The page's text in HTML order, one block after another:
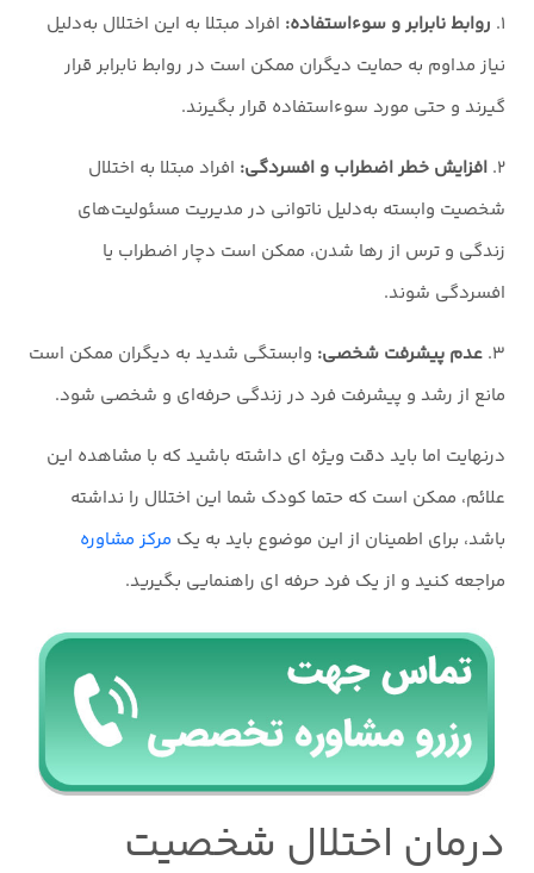
۱. روابط نابرابر و سوءاستفاده: افراد مبتلا به این اختلال به‌دلیل
نیاز مداوم به حمایت دیگران ممکن است در روابط نابرابر قرار
گیرند و حتی مورد سوءاستفاده قرار بگیرند.
۲. افزایش خطر اضطراب و افسردگی: افراد مبتلا به اختلال
شخصیت وابسته به‌دلیل ناتوانی در مدیریت مسئولیت‌های
زندگی و ترس از رها شدن، ممکن است دچار اضطراب یا
افسردگی شوند.
۳. عدم پیشرفت شخصی: وابستگی شدید به دیگران ممکن است
مانع از رشد و پیشرفت فرد در زندگی حرفه‌ای و شخصی شود.
درنهایت اما باید دقت ویژه ای داشته باشید که با مشاهده این
علائم، ممکن است که حتما کودک شما این اختلال را نداشته
باشد، برای اطمینان از این موضوع باید به یک مرکز مشاوره
مراجعه کنید و از یک فرد حرفه ای راهنمایی بگیرید.
درمان اختلال شخصیت